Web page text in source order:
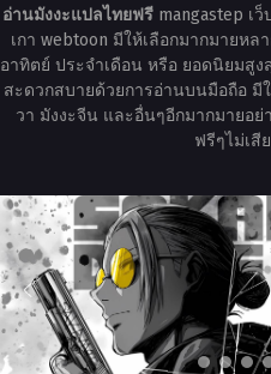
อ่านมังงะแปลไทยฟรีmangastep เว็
เกา webtoon มีให้เลือกมากมายห
อาทิตย์ ประจำเดือน หรือ ยอดนิยมสู
สะดวกสบายด้วยการอ่านบนมือถือ มี
วา มังงะจีน และอื่นๆอีกมากมายอ
ฟรีๆไม่เสี